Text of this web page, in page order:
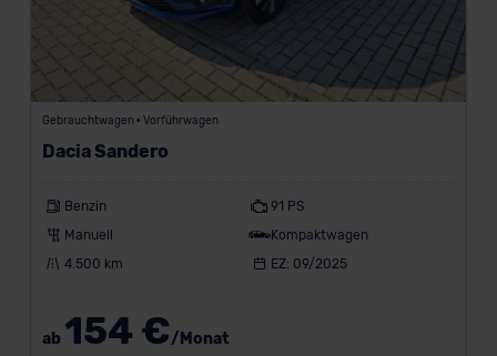
L
a
l
Gebrauchtwagen • Vorführwagen
Dacia Sandero
Benzin
91 PS
Manuell
Kompaktwagen
4.500 km
EZ: 09/2025
ab 154 €/Monat